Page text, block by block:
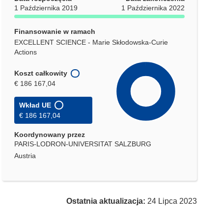
1 Października 2019
1 Października 2022
Finansowanie w ramach
EXCELLENT SCIENCE - Marie Skłodowska-Curie
Actions
Koszt całkowity
€ 186 167,04
Wkład UE
€ 186 167,04
Koordynowany przez
PARIS-LODRON-UNIVERSITAT SALZBURG
Austria
Ostatnia aktualizacja: 24 Lipca 2023